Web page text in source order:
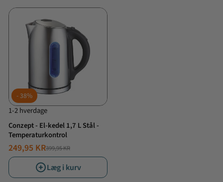
38%
1-2 hverdage
Conzept - El-kedel 1,7 L Stål -
Temperaturkontrol
NORMALPRIS399,95 KR
TILBUDSPRIS
249,95 KR
Læg i kurv